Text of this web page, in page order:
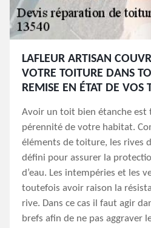
LAFLEUR ARTISAN
VOTRE TOITURE DANS
REMISE EN ÉTAT DE VOS
Avoir un toit bien étanche
pérennité de votre habitat.
éléments de toiture, les rives
défini pour assurer la
d’eau. Les intempéries et les
toutefois avoir raison la
rive. Dans ce cas il faut agir
brefs afin de ne pas aggraver